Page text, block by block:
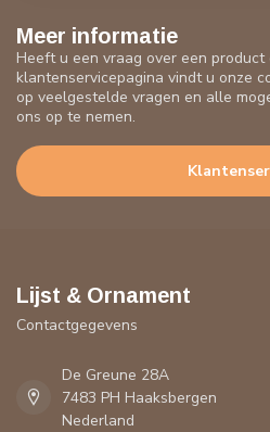
Meer informatie
Heeft u een vraag over een
klantenservicepagina vindt u onze
op veelgestelde vragen en alle
ons op te nemen.
Lijst & Ornament
Contactgegevens
De Greune 28A
7483 PH Haaksbergen
Nederland